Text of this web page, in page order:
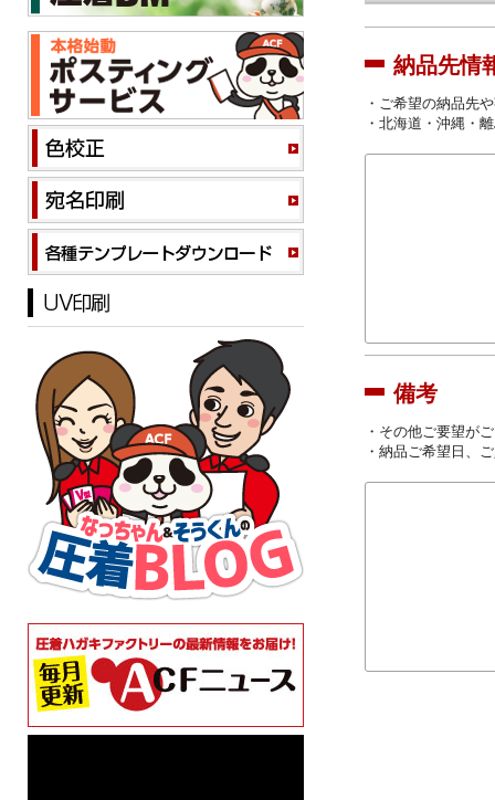
納品先情
・ご希望の納品先
・北海道・沖縄・
備考
・その他ご要望が
・納品ご希望日、